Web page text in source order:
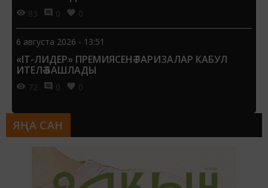
83 0 0
6 августа 2026 - 13:51
«IT-ЛИДЕР» ПРЕМИЯСЕНӘ ГАРИЗАЛАР КАБУЛ
ИТЕЛӘ БАШЛАДЫ
72 0 0
ЯҢА САН